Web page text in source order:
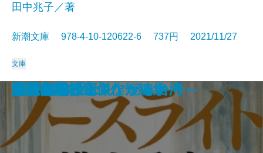
暇と退屈の倫理学
家康の女軍師
老いも病も受け入れよう
文豪ナビ 藤沢周平
管見妄語 失われた美風
龍ノ国幻想2 天翔る縁
黄色いマンション 黒い猫
1R1分34秒
鬼憑き十兵衛
徴産制
田中兆子／著
新潮文庫 978-4-10-120622-6 737円 2021/11/27
文庫
ノースライト
問答無用
辞表―高杉良傑作短編集―
またあおう
しゃばけごはん
トヨタ物語
人間の絆〔上〕
人間の絆〔下〕
美麗島紀行―つながる台湾―
限界病院